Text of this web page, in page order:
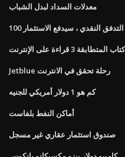
معدلات السداد لبدل الشباب
النقدي ، سيدفع الاستثمار 100
كتاب المتطابقة 3 قراءة على الإنترنت
Jetblue رحلة تحقق في الانترنت
كم هو 1 دولار أمريكي للجنيه
أماكن النفط بلفاست
صندوق استثمار عقاري غير مسجل